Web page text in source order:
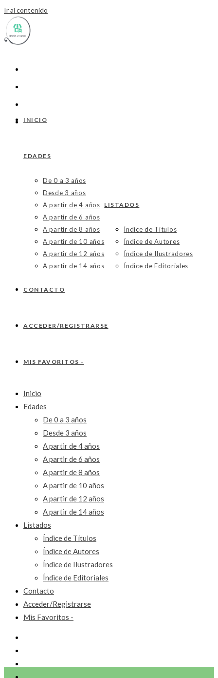
Ir al contenido
INICIO
EDADES
De 0 a 3 años
Desde 3 años
A partir de 4 años
A partir de 6 años
A partir de 8 años
A partir de 10 años
A partir de 12 años
A partir de 14 años
LISTADOS
Índice de Títulos
Índice de Autores
Índice de Ilustradores
Índice de Editoriales
CONTACTO
ACCEDER/REGISTRARSE
MIS FAVORITOS -
Inicio
Edades
De 0 a 3 años
Desde 3 años
A partir de 4 años
A partir de 6 años
A partir de 8 años
A partir de 10 años
A partir de 12 años
A partir de 14 años
Listados
Índice de Títulos
Índice de Autores
Índice de Ilustradores
Índice de Editoriales
Contacto
Acceder/Registrarse
Mis Favoritos -